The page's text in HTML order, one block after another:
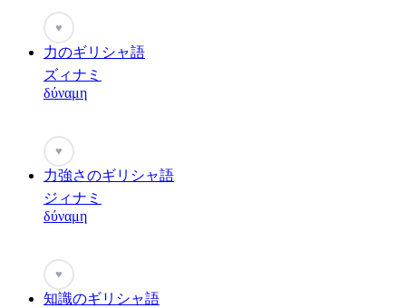
♥
力のギリシャ語
ズィナミ
δύναμη
♥
力強さのギリシャ語
ジィナミ
δύναμη
♥
知識のギリシャ語